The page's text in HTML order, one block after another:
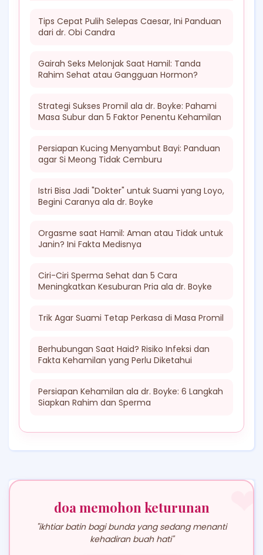
Tips Cepat Pulih Selepas Caesar, Ini Panduan
dari dr. Obi Candra
Gairah Seks Melonjak Saat Hamil: Tanda
Rahim Sehat atau Gangguan Hormon?
Strategi Sukses Promil ala dr. Boyke: Pahami
Masa Subur dan 5 Faktor Penentu Kehamilan
Persiapan Kucing Menyambut Bayi: Panduan
agar Si Meong Tidak Cemburu
Istri Bisa Jadi "Dokter" untuk Suami yang Loyo,
Begini Caranya ala dr. Boyke
Orgasme saat Hamil: Aman atau Tidak untuk
Janin? Ini Fakta Medisnya
Ciri-Ciri Sperma Sehat dan 5 Cara
Meningkatkan Kesuburan Pria ala dr. Boyke
Trik Agar Suami Tetap Perkasa di Masa Promil
Berhubungan Saat Haid? Risiko Infeksi dan
Fakta Kehamilan yang Perlu Diketahui
Persiapan Kehamilan ala dr. Boyke: 6 Langkah
Siapkan Rahim dan Sperma
❤
doa memohon keturunan
"ikhtiar batin bagi bunda yang sedang menanti
kehadiran buah hati"